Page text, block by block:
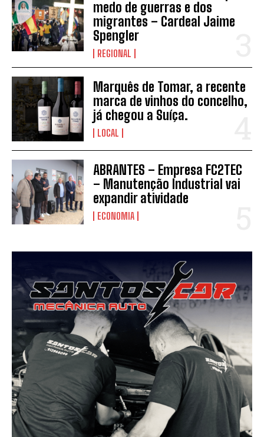
medo de guerras e dos
migrantes – Cardeal Jaime
Spengler
REGIONAL
Marquês de Tomar, a recente
marca de vinhos do concelho,
já chegou a Suíça.
LOCAL
ABRANTES – Empresa FC2TEC
– Manutenção Industrial vai
expandir atividade
ECONOMIA